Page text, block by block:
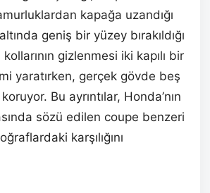
kapağa uzandığı
geniş bir yüzey bırakıldığı
gizlenmesi iki kapılı bir
yaratırken, gerçek gövde beş
koruyor. Bu ayrıntılar, Honda’nın
sözü edilen coupe benzeri
karşılığını